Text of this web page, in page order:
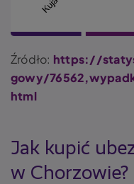
Źródło: https://
gowy/
html
Jak kupić
w Chorzowie?